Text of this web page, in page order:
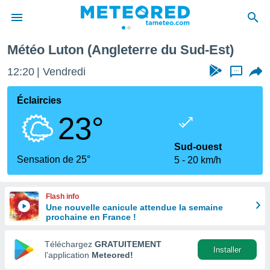
de
en
Météo Luton (Angleterre du Sud-Est)
12:20 Vendredi ...
Éclaircies
23°
Sensation de 25°
Sud-ouest
5
20 km/h
Flash info
Une nouvelle canicule attendue la semaine
prochaine en France !
Téléchargez GRATUITEMENT
l’application Meteored!
Installer